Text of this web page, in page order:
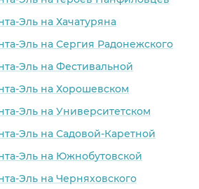
Эль на Хачатуряна
Эль на Сергия Радонежского
Эль на Фестивальной
Эль на Хорошевском
Эль на Университетском
Эль на Садовой-Каретной
Эль на Южнобутовской
Эль на Черняховского